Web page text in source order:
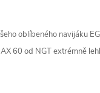
oblíbeného navijáku
60 od NGT extrémně